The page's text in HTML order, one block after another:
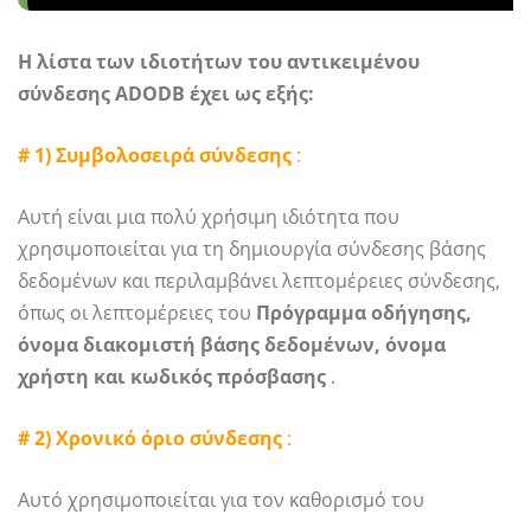
Η λίστα των ιδιοτήτων του αντικειμένου
σύνδεσης ADODB έχει ως εξής:
# 1) Συμβολοσειρά σύνδεσης :
Αυτή είναι μια πολύ χρήσιμη ιδιότητα που
χρησιμοποιείται για τη δημιουργία σύνδεσης βάσης
δεδομένων και περιλαμβάνει λεπτομέρειες σύνδεσης,
όπως οι λεπτομέρειες του Πρόγραμμα οδήγησης,
όνομα διακομιστή βάσης δεδομένων, όνομα
χρήστη και κωδικός πρόσβασης .
# 2) Χρονικό όριο σύνδεσης :
Αυτό χρησιμοποιείται για τον καθορισμό του